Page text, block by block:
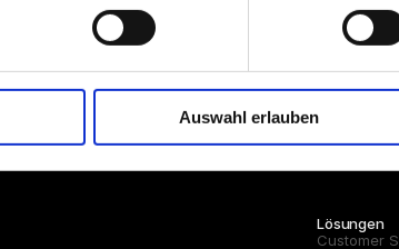
Auswahl erlauben
oder verpflichtet, an
Lösungen
Customer